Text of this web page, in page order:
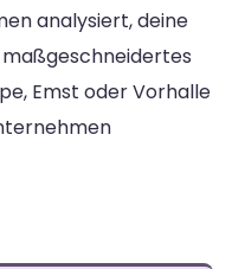
analysiert, deine
Emst oder Vorhalle